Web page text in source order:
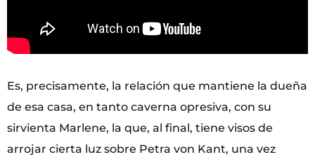
Es, precisamente, la relación que mantiene la dueña
de esa casa, en tanto caverna opresiva, con su
sirvienta Marlene, la que, al final, tiene visos de
arrojar cierta luz sobre Petra von Kant, una vez